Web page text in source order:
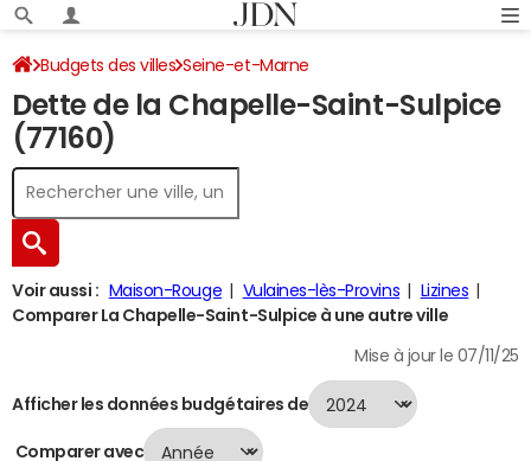
Budgets des villes Seine-et-Marne
La Chapelle-Saint-Sulpice Dette au 31/12/2024
Dette de la Chapelle-Saint-Sulpice
(77160)
Voir aussi : Maison-Rouge Vulaines-lès-Provins
Lizines
Comparer La Chapelle-Saint-Sulpice à une autre ville
Mise à jour le 07/11/25
Afficher les données budgétaires de
Comparer avec